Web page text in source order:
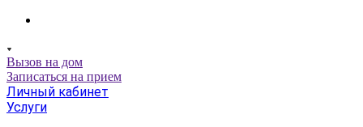
Вызов на дом
Записаться на прием
Личный кабинет
Услуги